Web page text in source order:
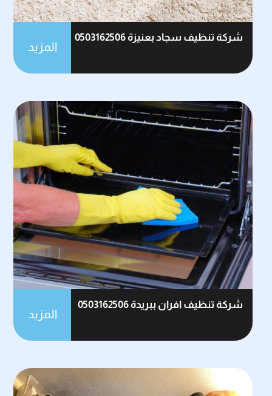
شركة تنظيف سجاد بعنيزة 0503162506
المزيد
شركة تنظيف افران ببريدة 0503162506
المزيد